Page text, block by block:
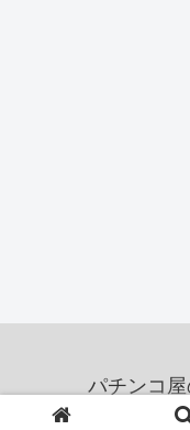
パチンコ
© 2011 パチ